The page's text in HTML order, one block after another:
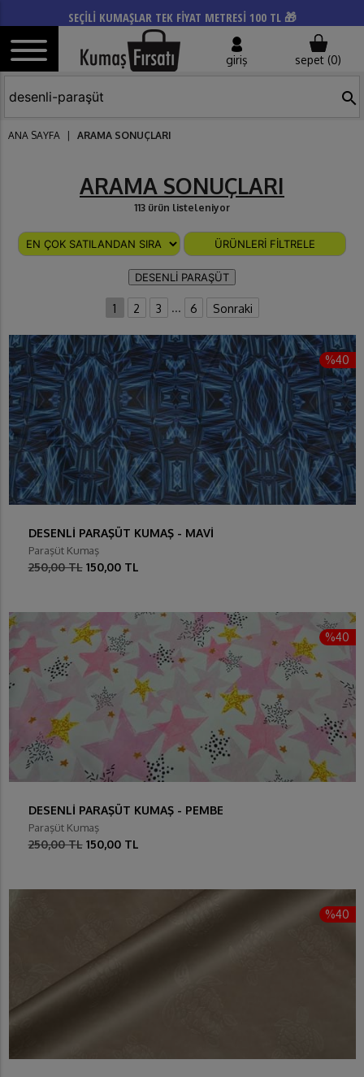
SEÇİLİ KUMAŞLAR TEK FİYAT METRESİ 100 TL 🎁
giriş sepet (0)
search
ANA SAYFA ARAMA SONUÇLARI
ARAMA SONUÇLARI
113 ürün listeleniyor
ÜRÜNLERİ FİLTRELE
DESENLİ PARAŞÜT
1 2 3 ... 6 Sonraki
%40
DESENLİ PARAŞÜT KUMAŞ - MAVİ
Paraşüt Kumaş
250,00 TL 150,00 TL
%40
DESENLİ PARAŞÜT KUMAŞ - PEMBE
Paraşüt Kumaş
250,00 TL 150,00 TL
%40